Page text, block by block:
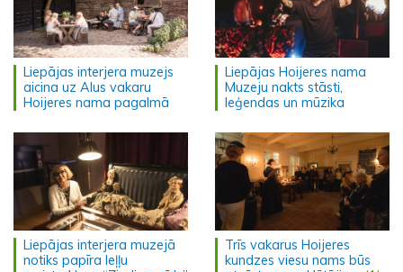
Liepājas interjera muzejs
aicina uz Alus vakaru
Hoijeres nama pagalmā
Liepājas Hoijeres nama
Muzeju nakts stāsti,
leģendas un mūzika
Liepājas interjera muzejā
notiks papīra leļļu
Trīs vakarus Hoijeres
kundzes viesu nams būs